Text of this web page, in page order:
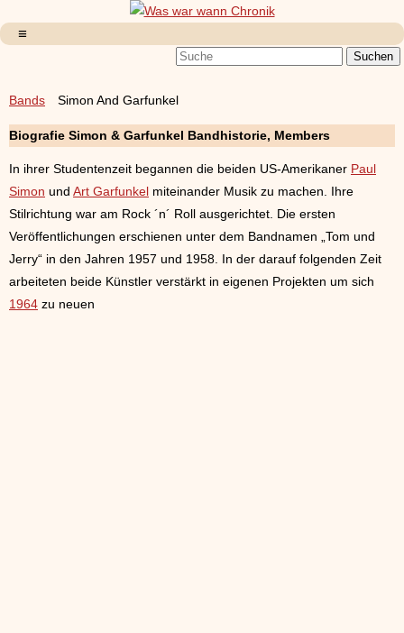
Bands Simon And Garfunkel
Biografie Simon & Garfunkel Bandhistorie, Members
In ihrer Studentenzeit begannen die beiden US-Amerikaner Paul
Simon und Art Garfunkel miteinander Musik zu machen. Ihre
Stilrichtung war am Rock ´n´ Roll ausgerichtet. Die ersten
Veröffentlichungen erschienen unter dem Bandnamen „Tom und
Jerry“ in den Jahren 1957 und 1958. In der darauf folgenden Zeit
arbeiteten beide Künstler verstärkt in eigenen Projekten um sich
1964 zu neuen